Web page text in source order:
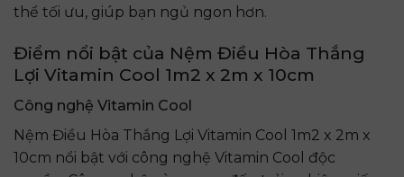
thể tối ưu, giúp bạn ngủ ngon hơn.
Điểm nổi bật của Nệm Điều Hòa Thắng
Lợi Vitamin Cool 1m2 x 2m x 10cm
Công nghệ Vitamin Cool
Nệm Điều Hòa Thắng Lợi Vitamin Cool 1m2 x 2m x
10cm nổi bật với công nghệ Vitamin Cool độc